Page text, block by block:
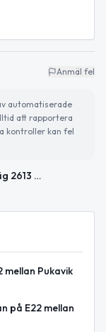
Anmäl fel
automatiserade
att rapportera
kontroller kan fel
Villa på Lars Olofs väg 2613 såld för 2 525 000kr
Pukavik
på E22 mellan